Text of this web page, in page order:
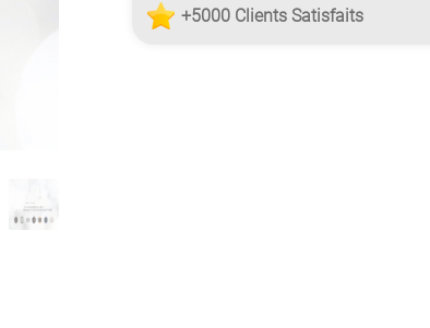
29.90CHF.
+5000 Clients Satisfaits